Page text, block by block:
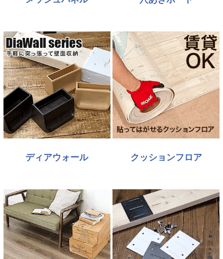
ディアウォール クッションフロア